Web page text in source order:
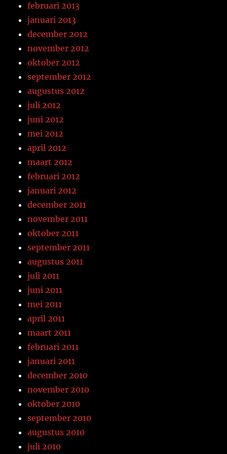
februari 2013
januari 2013
december 2012
november 2012
oktober 2012
september 2012
augustus 2012
juli 2012
juni 2012
mei 2012
april 2012
maart 2012
februari 2012
januari 2012
december 2011
november 2011
oktober 2011
september 2011
augustus 2011
juli 2011
juni 2011
mei 2011
april 2011
maart 2011
februari 2011
januari 2011
december 2010
november 2010
oktober 2010
september 2010
augustus 2010
juli 2010